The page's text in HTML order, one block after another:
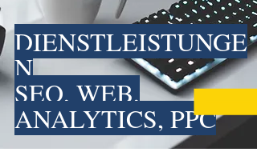
DIENSTLEISTUNGE
N
SEO, WEB,
ANALYTICS, PPC